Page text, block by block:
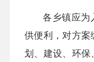
各 乡镇应为
供便利，对方案
划、建设、环保